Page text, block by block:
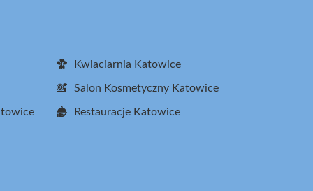
Kwiaciarnia Katowice
Salon Kosmetyczny Katowice
Restauracje Katowice